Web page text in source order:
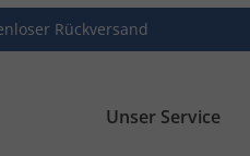
Rückversand
Unser Service